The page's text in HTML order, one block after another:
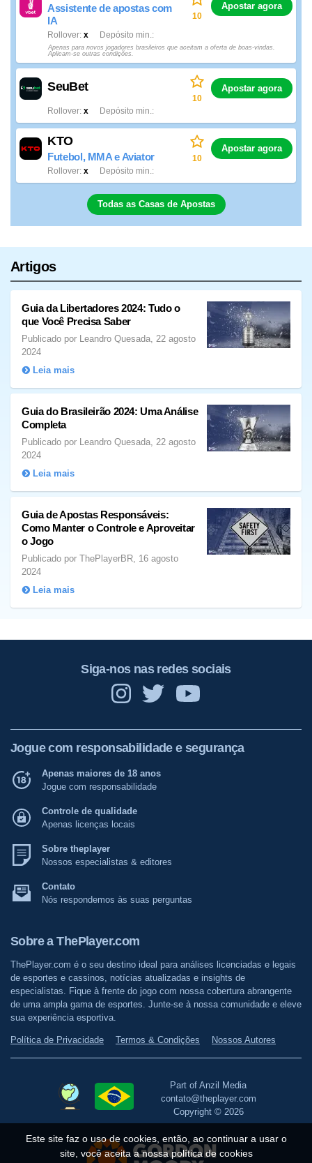
Assistente de apostas com
IA
x
Rollover Depósito min.
10
Apostar agora
Apenas para novos jogadores brasileiros que aceitam a oferta de boas-vindas.
Aplicam-se outras condições.
SeuBet
x
Rollover Depósito min.
10
Apostar agora
KTO
Futebol, MMA e Aviator
x
Rollover Depósito min.
10
Apostar agora
Todas as Casas de Apostas
Artigos
Guia da Libertadores 2024: Tudo o
que Você Precisa Saber
Publicado por Leandro Quesada, 22 agosto
2024
Leia mais
Guia do Brasileirão 2024: Uma Análise
Completa
Publicado por Leandro Quesada, 22 agosto
2024
Leia mais
Guia de Apostas Responsáveis:
Como Manter o Controle e Aproveitar
o Jogo
Publicado por ThePlayerBR, 16 agosto
2024
Leia mais
Siga-nos nas redes sociais
Jogue com responsabilidade e segurança
Apenas maiores de 18 anos
Jogue com responsabilidade
Controle de qualidade
Apenas licenças locais
Sobre theplayer
Nossos especialistas & editores
Contato
Nós respondemos às suas perguntas
Sobre a ThePlayer.com
ThePlayer.com é o seu destino ideal para análises licenciadas e legais
de esportes e cassinos, notícias atualizadas e insights de
especialistas. Fique à frente do jogo com nossa cobertura abrangente
de uma ampla gama de esportes. Junte-se à nossa comunidade e eleve
sua experiência esportiva.
Política de Privacidade Termos & Condições Nossos Autores
Part of Anzil Media
contato@theplayer.com
Copyright © 2026
Este site faz o uso de cookies, então, ao continuar a usar o
site, você aceita a nossa política de cookies